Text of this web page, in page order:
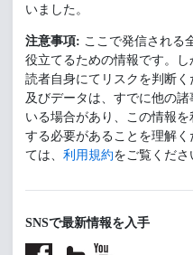
いました。
注意事項: ここで発信される
役立てるための情報です。し
読者自身にてリスクを判断
及びデータは、すでに他の
いる場合があり、この情報
する必要があることを理解く
ては、 利用規約をご覧くださ
SNSで最新情報を入手